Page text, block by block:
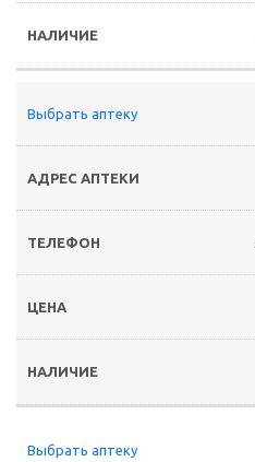
Выбрать аптеку
Выбрать аптеку